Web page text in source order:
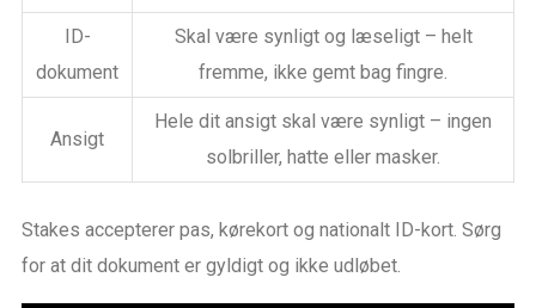
ID-
dokument
Skal være synligt og læseligt – helt
fremme, ikke gemt bag fingre.
Ansigt
Hele dit ansigt skal være synligt – ingen
solbriller, hatte eller masker.
Stakes accepterer pas, kørekort og nationalt ID-kort. Sørg
for at dit dokument er gyldigt og ikke udløbet.